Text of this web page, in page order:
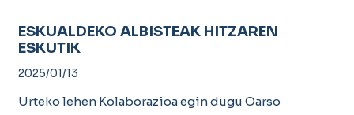
ESKUALDEKO ALBISTEAK HITZAREN
ESKUTIK
2025/01/13
Urteko lehen Kolaborazioa egin dugu Oarso